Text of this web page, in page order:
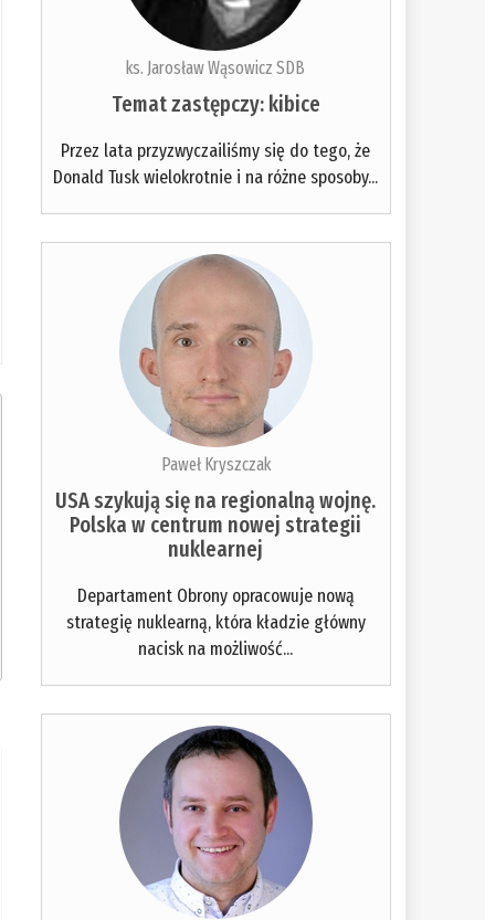
ks. Jarosław Wąsowicz SDB
Temat zastępczy: kibice
Przez lata przyzwyczailiśmy się do tego, że
Donald Tusk wielokrotnie i na różne sposoby...
Paweł Kryszczak
USA szykują się na regionalną wojnę.
Polska w centrum nowej strategii
nuklearnej
Departament Obrony opracowuje nową
strategię nuklearną, która kładzie główny
nacisk na możliwość...